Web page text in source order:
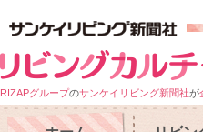
RIZAPグループのサンケイリビング新聞社が